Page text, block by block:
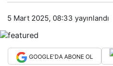
5 Mart 2025, 08:33 yayınlandı
GOOGLE'DA ABONE OL
ye
Yuf
Küçük 100% Dev
Varsayılana